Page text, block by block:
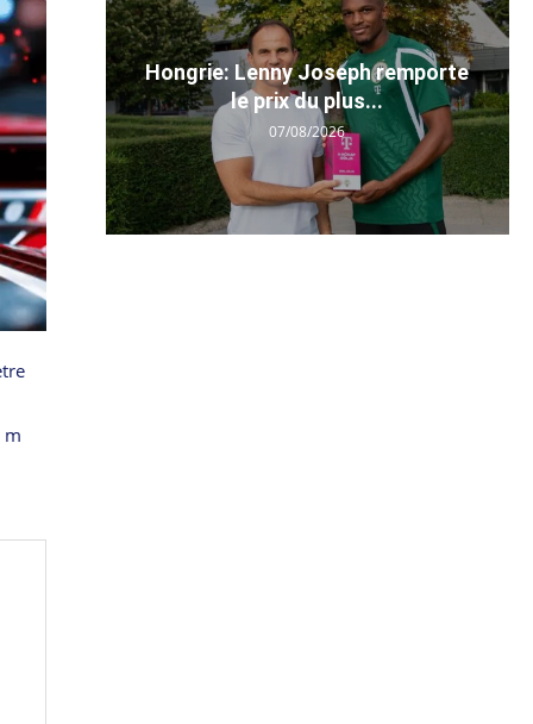
m
Hongrie: Lenny Joseph remporte
le prix du plus...
07/08/2026